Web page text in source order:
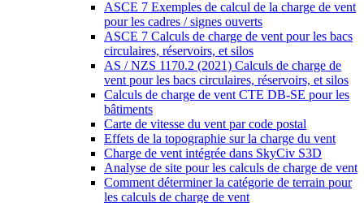
ASCE 7 Exemples de calcul de la charge de vent
pour les cadres / signes ouverts
ASCE 7 Calculs de charge de vent pour les bacs
circulaires, réservoirs, et silos
AS / NZS 1170.2 (2021) Calculs de charge de
vent pour les bacs circulaires, réservoirs, et silos
Calculs de charge de vent CTE DB-SE pour les
bâtiments
Carte de vitesse du vent par code postal
Effets de la topographie sur la charge du vent
Charge de vent intégrée dans SkyCiv S3D
Analyse de site pour les calculs de charge de vent
Comment déterminer la catégorie de terrain pour
les calculs de charge de vent